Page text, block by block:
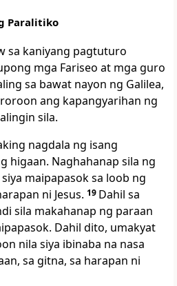
Paralitiko
sa kaniyang pagtuturo
mga Fariseo at mga guro
sa bawat nayon ng Galilea,
ang kapangyarihan ng
sila.
nagdala ng isang
higaan. Naghahanap sila ng
maipapasok sa loob ng
ni Jesus. 19 Dahil sa
sila makahanap ng paraan
Dahil dito, umakyat
nila siya ibinaba na nasa
sa gitna, sa harapan ni